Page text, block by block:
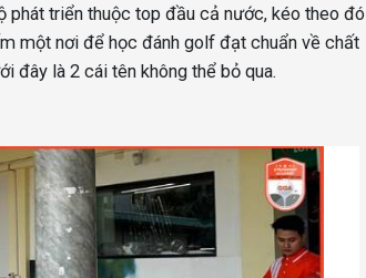
triển thuộc top đầu cả nước, kéo theo đó
một nơi để học đánh golf đạt chuẩn về chất
đây là 2 cái tên không thể bỏ qua.